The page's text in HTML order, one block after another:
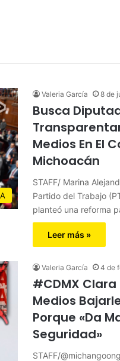
Valeria García 8 de
Busca
Medios En El
Michoacán
STAFF/ Marina
Partido del Trabajo
planteó una reforma
Leer más »
Valeria García 4 de
#CDMX
Medios
Porque «Da
Seguridad»
STAFF/